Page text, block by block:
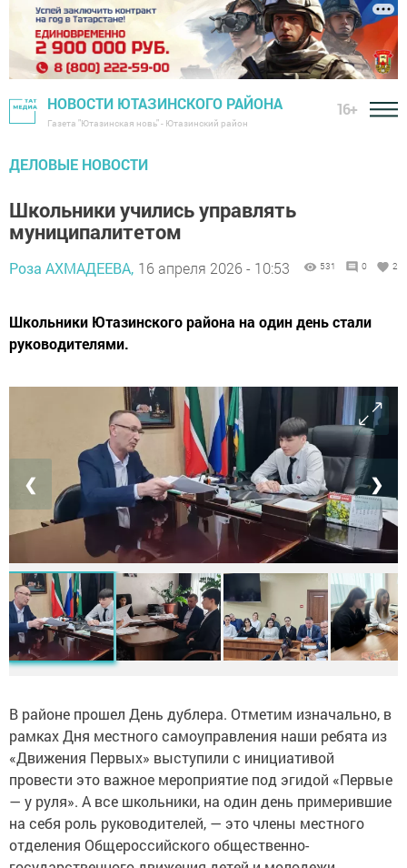
НОВОСТИ ЮТАЗИНСКОГО РАЙОНА
Газета "Ютазинская новь" - Ютазинский район
16+
ДЕЛОВЫЕ НОВОСТИ
Школьники учились управлять
муниципалитетом
Роза АХМАДЕЕВА, 16 апреля 2026 - 10:53 531 0 2
Школьники Ютазинского района на один день стали
руководителями.
❮ ❯
В районе прошел День дублера. Отметим изначально, в
рамках Дня местного самоуправления наши ребята из
«Движения Первых» выступили с инициативой
провести это важное мероприятие под эгидой «Первые
— у руля». А все школьники, на один день примерившие
на себя роль руководителей, — это члены местного
отделения Общероссийского общественно-